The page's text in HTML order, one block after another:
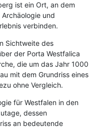
ist ein Ort, an dem
und
verbinden.
Sichtweite des
der Porta Westfalica
die um das Jahr 1000
mit dem Grundriss eines
ohne Vergleich.
für Westfalen in den
dessen
an bedeutende